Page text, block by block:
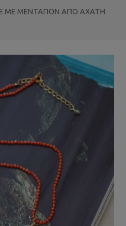
ΜΕ ΜΕΝΤΑΓΙΟΝ ΑΠΟ ΑΧΑΤΗ